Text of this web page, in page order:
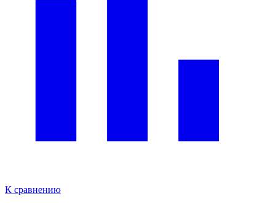
К сравнению